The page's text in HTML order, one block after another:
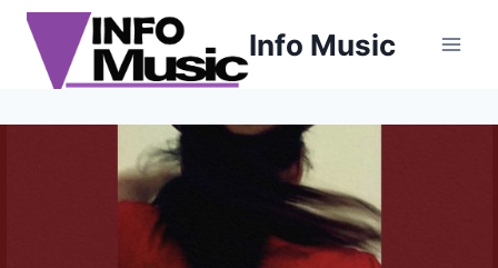
Aller
contenu
Info Music